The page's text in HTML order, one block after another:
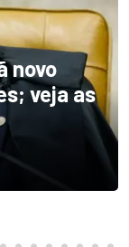
novo
veja as